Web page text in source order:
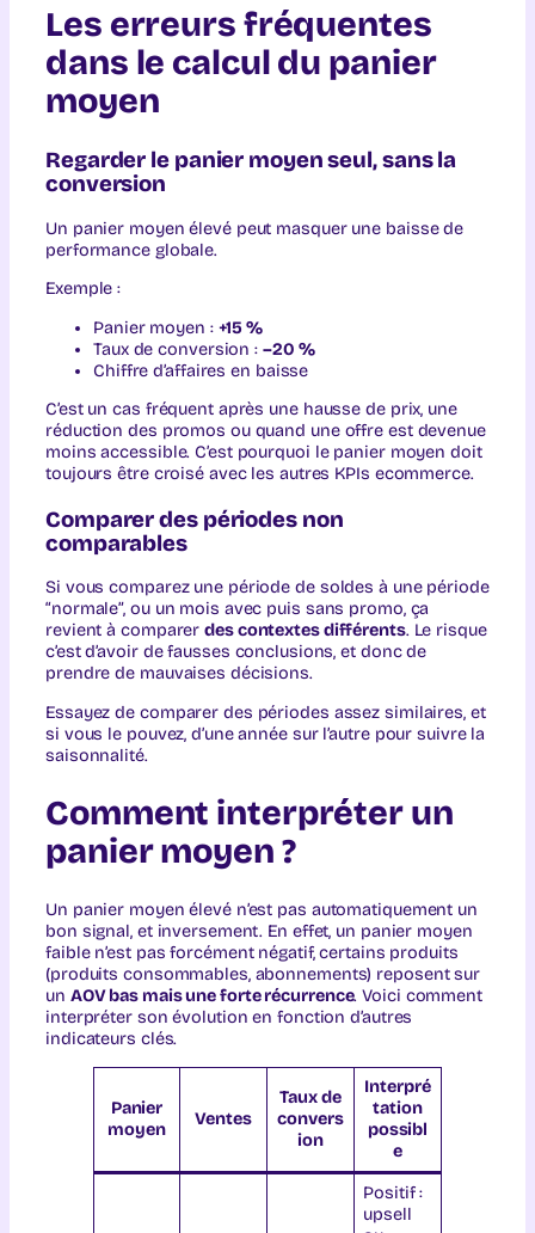
Les erreurs fréquentes
dans le calcul du panier
moyen
Regarder le panier moyen seul, sans la
conversion
Un panier moyen élevé peut masquer une baisse de
performance globale.
Exemple :
Panier moyen : +15 %
Taux de conversion : –20 %
Chiffre d’affaires en baisse
C’est un cas fréquent après une hausse de prix, une
réduction des promos ou quand une offre est devenue
moins accessible. C’est pourquoi le panier moyen doit
toujours être croisé avec les autres KPIs ecommerce.
Comparer des périodes non
comparables
Si vous comparez une période de soldes à une période
“normale”, ou un mois avec puis sans promo, ça
revient à comparerdes contextes différents. Le risque
c’est d’avoir de fausses conclusions, et donc de
prendre de mauvaises décisions.
Essayez de comparer des périodes assez similaires, et
si vous le pouvez, d’une année sur l’autre pour suivre la
saisonnalité.
Comment interpréter un
panier moyen ?
Un panier moyen élevé n’est pas automatiquement un
bon signal, et inversement. En effet, un panier moyen
faible n’est pas forcément négatif, certains produits
(produits consommables, abonnements) reposent sur
un AOV bas mais une forte récurrence. Voici comment
interpréter son évolution en fonction d’autres
indicateurs clés.
Panier
moyen
Ventes
Taux de
convers
ion
Interpré
tation
possibl
e
Positif :
upsell